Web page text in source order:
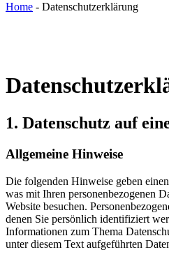
Home - Datenschutzerklärung
1. Datenschutz auf
Allgemeine Hinweise
Die folgenden Hinweise geben
was mit Ihren personenbezogenen
Website besuchen.
denen Sie persönlich identifiziert
Informationen zum Thema
unter diesem Text aufgeführten